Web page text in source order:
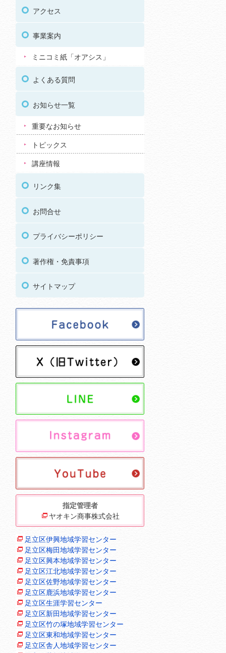
アクセス
事業案内
ミニコミ紙「オアシス」
よくある質問
お知らせ一覧
重要なお知らせ
トピックス
講座情報
リンク集
お問合せ
プライバシーポリシー
著作権・免責事項
サイトマップ
指定管理者
ヤオキン商事株式会社
足立区伊興地域学習センター
足立区梅田地域学習センター
足立区興本地域学習センター
足立区江北地域学習センター
足立区佐野地域学習センター
足立区鹿浜地域学習センター
足立区生涯学習センター
足立区新田地域学習センター
足立区竹の塚地域学習センター
足立区東和地域学習センター
足立区舎人地域学習センター